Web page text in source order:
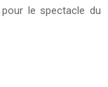
pour le spectacle du